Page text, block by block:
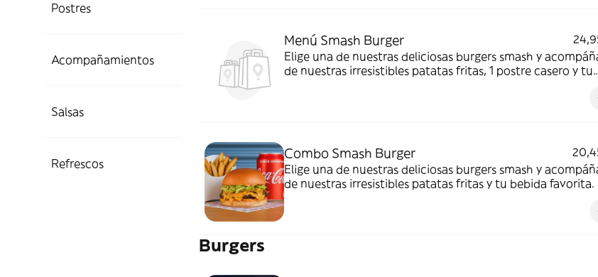
Postres
Acompañamientos
Salsas
Refrescos
Menú Smash Burger
Elige una de nuestras deliciosas burgers smash y
de nuestras irresistibles patatas fritas, 1 postre casero y tu
Combo Smash Burger
Elige una de nuestras deliciosas burgers smash y
de nuestras irresistibles patatas fritas y tu bebida favorita.
Burgers